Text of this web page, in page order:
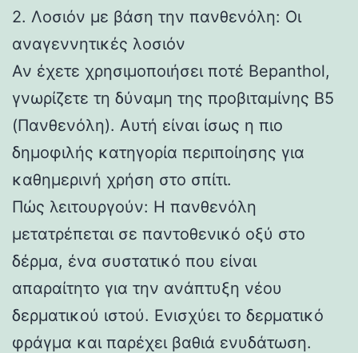
2. Λοσιόν με βάση την πανθενόλη: Οι
αναγεννητικές λοσιόν
Αν έχετε χρησιμοποιήσει ποτέ Bepanthol,
γνωρίζετε τη δύναμη της προβιταμίνης Β5
(Πανθενόλη). Αυτή είναι ίσως η πιο
δημοφιλής κατηγορία περιποίησης για
καθημερινή χρήση στο σπίτι.
Πώς λειτουργούν: Η πανθενόλη
μετατρέπεται σε παντοθενικό οξύ στο
δέρμα, ένα συστατικό που είναι
απαραίτητο για την ανάπτυξη νέου
δερματικού ιστού. Ενισχύει το δερματικό
φράγμα και παρέχει βαθιά ενυδάτωση.